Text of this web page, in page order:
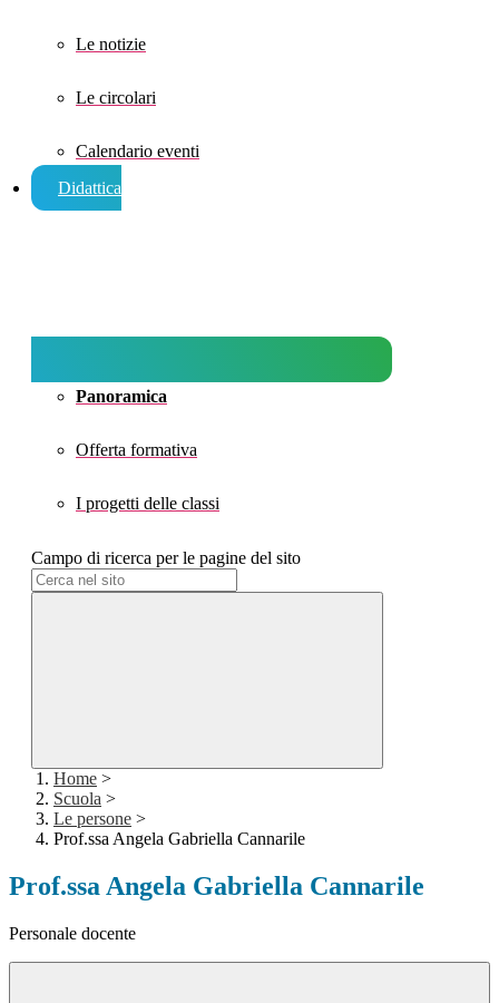
Le notizie
Le circolari
Calendario eventi
Didattica
Panoramica
Offerta formativa
I progetti delle classi
Campo di ricerca per le pagine del sito
Home >
Scuola >
Le persone >
Prof.ssa Angela Gabriella Cannarile
Prof.ssa Angela Gabriella Cannarile
Personale docente